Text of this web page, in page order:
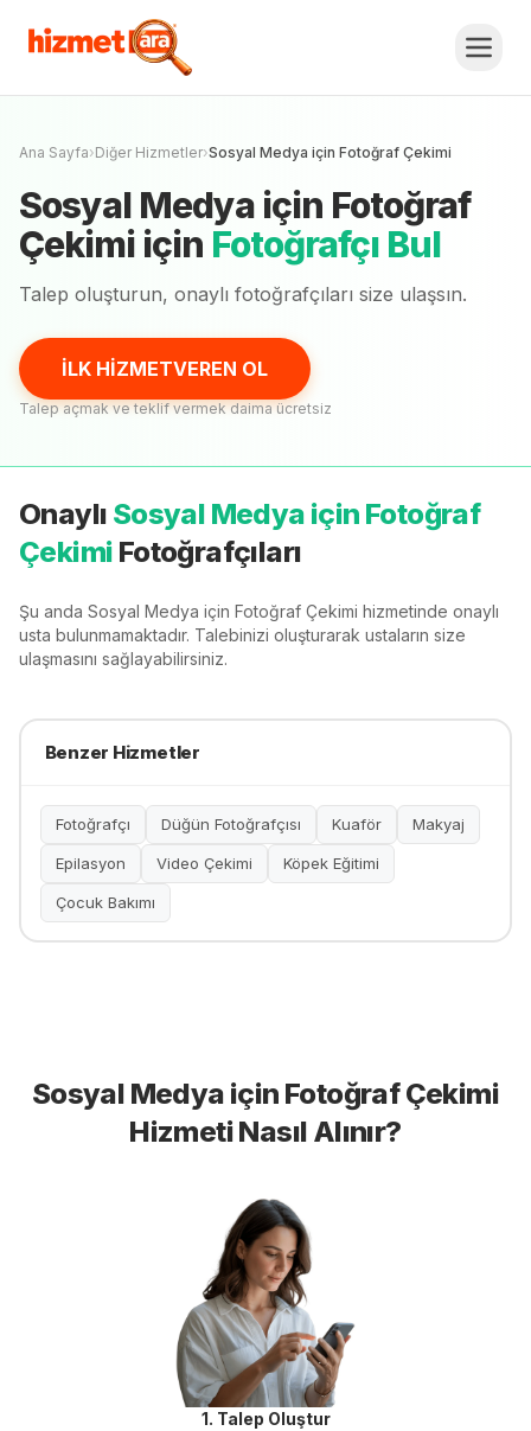
Sosyal Medya için Fotoğraf Çekimi
Fiyat Teklifi Al, Karşılaştır.
İLK HİZMETVEREN OL
Ana Sayfa›Diğer Hizmetler›Sosyal Medya için Fotoğraf Çekimi
Sosyal Medya için Fotoğraf
Çekimi için Fotoğrafçı Bul
Talep oluşturun, onaylı fotoğrafçıları size ulaşsın.
İLK HİZMETVEREN OL
Talep açmak ve teklif vermek daima ücretsiz
Onaylı Sosyal Medya için Fotoğraf
Çekimi Fotoğrafçıları
Şu anda Sosyal Medya için Fotoğraf Çekimi hizmetinde onaylı
usta bulunmamaktadır. Talebinizi oluşturarak ustaların size
ulaşmasını sağlayabilirsiniz.
Benzer Hizmetler
Fotoğrafçı Düğün Fotoğrafçısı Kuaför Makyaj
Epilasyon Video Çekimi Köpek Eğitimi
Çocuk Bakımı
Sosyal Medya için Fotoğraf Çekimi
Hizmeti Nasıl Alınır?
1. Talep Oluştur